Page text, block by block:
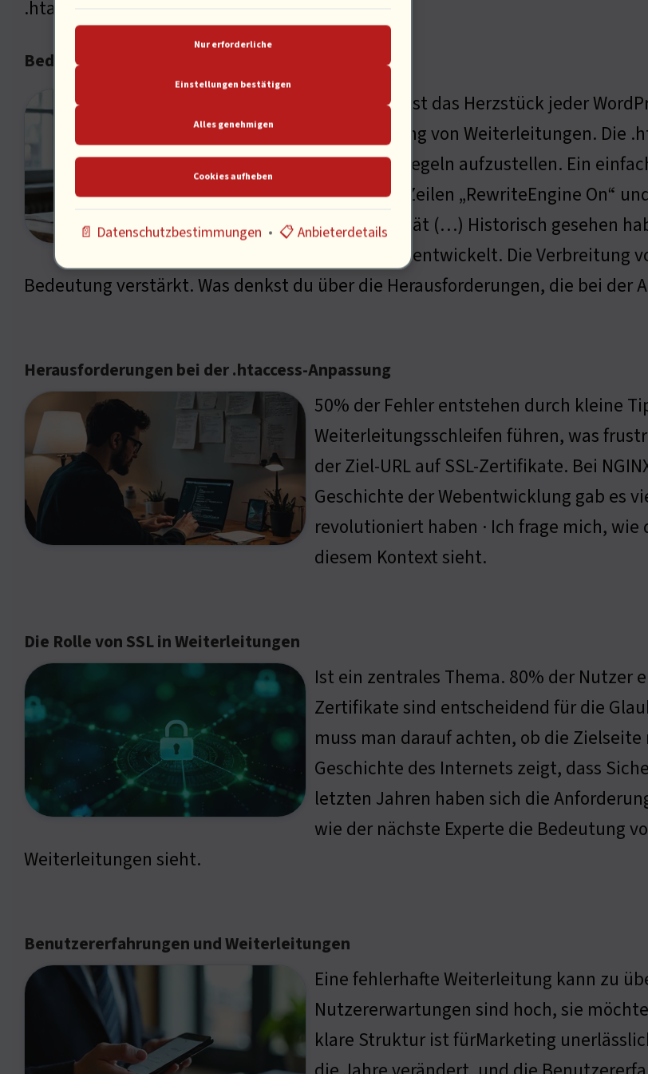
.htaccess in der Webentwicklung sieht.
Bedeutung der .htaccess-Datei
Diese Datei ist das Herzstück jeder
zur Steuerung von Weiterleitungen. Die
Sicherheitsregeln aufzustellen. Ein
führen. Die Zeilen „RewriteEngine On“
Funktionalität (…) Historisch gesehen
90er Jahren entwickelt. Die
Bedeutung verstärkt. Was denkst du über die Herausforderungen, die bei der
Herausforderungen bei der .htaccess-Anpassung
50% der Fehler entstehen durch kleine
Weiterleitungsschleifen führen, was
der Ziel-URL auf SSL-Zertifikate. Bei
Geschichte der Webentwicklung gab es
revolutioniert haben · Ich frage mich,
diesem Kontext sieht.
Die Rolle von SSL in Weiterleitungen
Ist ein zentrales Thema. 80% der Nutzer
Zertifikate sind entscheidend für die
muss man darauf achten, ob die
Geschichte des Internets zeigt, dass
letzten Jahren haben sich die
wie der nächste Experte die Bedeutung
Weiterleitungen sieht.
Benutzererfahrungen und Weiterleitungen
Eine fehlerhafte Weiterleitung kann zu
Nutzererwartungen sind hoch, sie
klare Struktur ist fürMarketing
Nur erforderliche
Einstellungen bestätigen
Alles genehmigen
Cookies aufheben
📄 Datenschutzbestimmungen • 📋 Anbieterdetails